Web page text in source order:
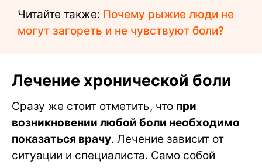
Читайте также: Почему рыжие люди не
могут загореть и не чувствуют боли?
Лечение хронической боли
Сразу же стоит отметить, что при
возникновении любой боли необходимо
показаться врачу. Лечение зависит от
ситуации и специалиста. Само собой